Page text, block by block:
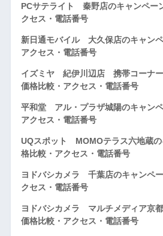
PCサテライト 秦野店のキャンペー
クセス・電話番号
新日通モバイル 大久保店のキャン
アクセス・電話番号
イズミヤ 紀伊川辺店 携帯コーナー
価格比較・アクセス・電話番号
平和堂 アル・プラザ城陽のキャンペ
アクセス・電話番号
UQスポット MOMOテラス六地蔵の
格比較・アクセス・電話番号
ヨドバシカメラ 千葉店のキャンペ
クセス・電話番号
ヨドバシカメラ マルチメディア京
価格比較・アクセス・電話番号